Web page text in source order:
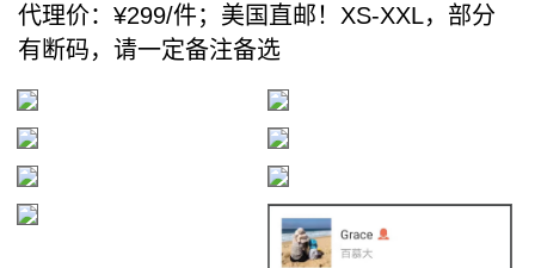
代理价：¥299/件；美国直邮！XS-XXL，部分
有断码，请一定备注备选